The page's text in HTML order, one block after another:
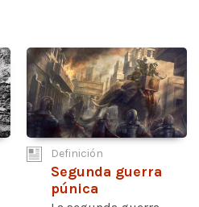
Definición
Segunda guerra
púnica